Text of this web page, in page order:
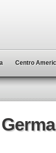
Centro